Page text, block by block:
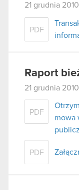
21 grudnia 2010
PDF
Raport
21 grudnia 2010
PDF
mowa
PDF